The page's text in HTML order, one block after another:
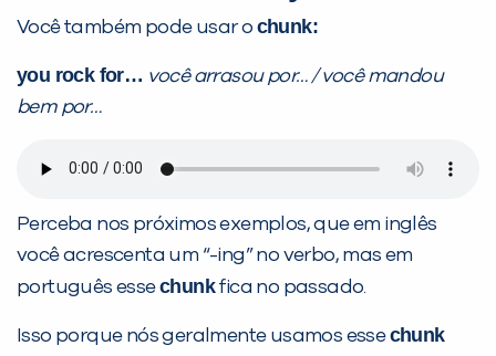
Você também pode usar o chunk:
you rock for… você arrasou por… / você mandou
bem por…
Perceba nos próximos exemplos, que em inglês
você acrescenta um “-ing” no verbo, mas em
português essechunkfica no passado.
Isso porque nós geralmente usamos essechunk